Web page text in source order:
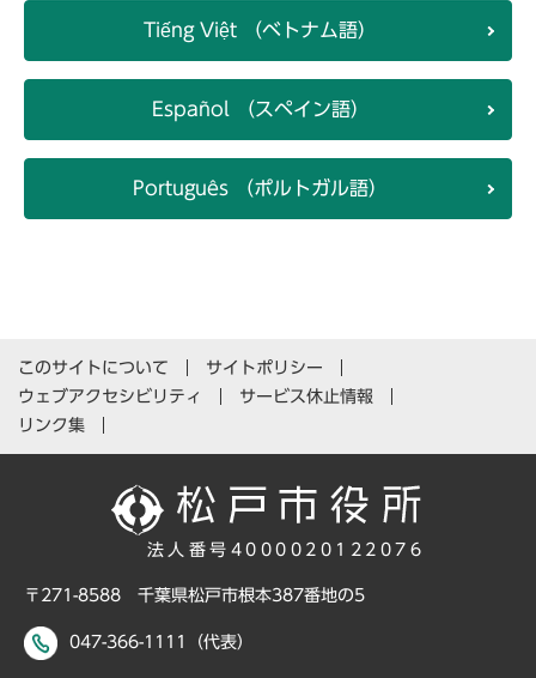
Tiếng Việt （ベトナム語）
Español （スペイン語）
Português （ポルトガル語）
このサイトについて
サイトポリシー
ウェブアクセシビリティ
サービス休止情報
リンク集
法人番号4000020122076
〒271-8588 千葉県松戸市根本387番地の5
047-366-1111（代表）